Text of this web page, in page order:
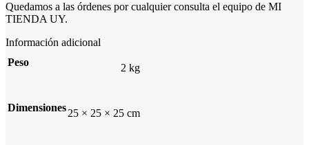
Quedamos a las órdenes por cualquier consulta el equipo de MI
TIENDA UY.
Información adicional
Peso
2 kg
Dimensiones25 × 25 × 25 cm